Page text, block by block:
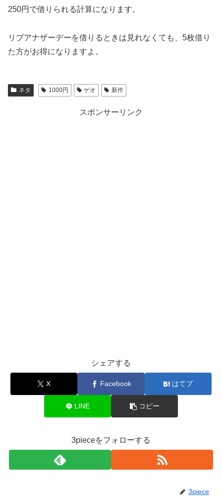
250円で借りられる計算になります。
リブアナザーデーを借りるときは見れなくても、5枚借り
た方がお得になりますよ。
ネタ 1000円 ゲオ 新作
スポンサーリンク
シェアする
X Facebook はてブ
LINE コピー
3pieceをフォローする
3piece